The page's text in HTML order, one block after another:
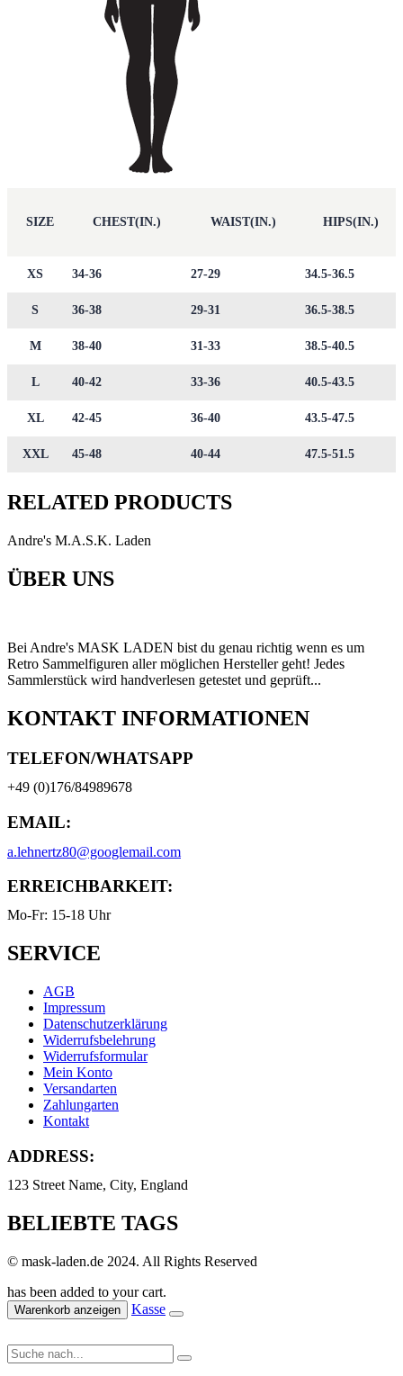
SIZE CHEST(IN.) WAIST(IN.) HIPS(IN.)
XS 34-36 27-29 34.5-36.5
S 36-38 29-31 36.5-38.5
M 38-40 31-33 38.5-40.5
L 40-42 33-36 40.5-43.5
XL 42-45 36-40 43.5-47.5
XXL 45-48 40-44 47.5-51.5
RELATED PRODUCTS
Andre's M.A.S.K. Laden
ÜBER UNS
Bei Andre's MASK LADEN bist du genau richtig wenn es um
Retro Sammelfiguren aller möglichen Hersteller geht! Jedes
Sammlerstück wird handverlesen getestet und geprüft...
KONTAKT INFORMATIONEN
TELEFON/WHATSAPP
+49 (0)176/84989678
EMAIL:
a.lehnertz80@googlemail.com
ERREICHBARKEIT:
Mo-Fr: 15-18 Uhr
SERVICE
AGB
Impressum
Datenschutzerklärung
Widerrufsbelehrung
Widerrufsformular
Mein Konto
Versandarten
Zahlungarten
Kontakt
ADDRESS:
123 Street Name, City, England
BELIEBTE TAGS
© mask-laden.de 2024. All Rights Reserved
has been added to your cart.
Warenkorb anzeigen Kasse